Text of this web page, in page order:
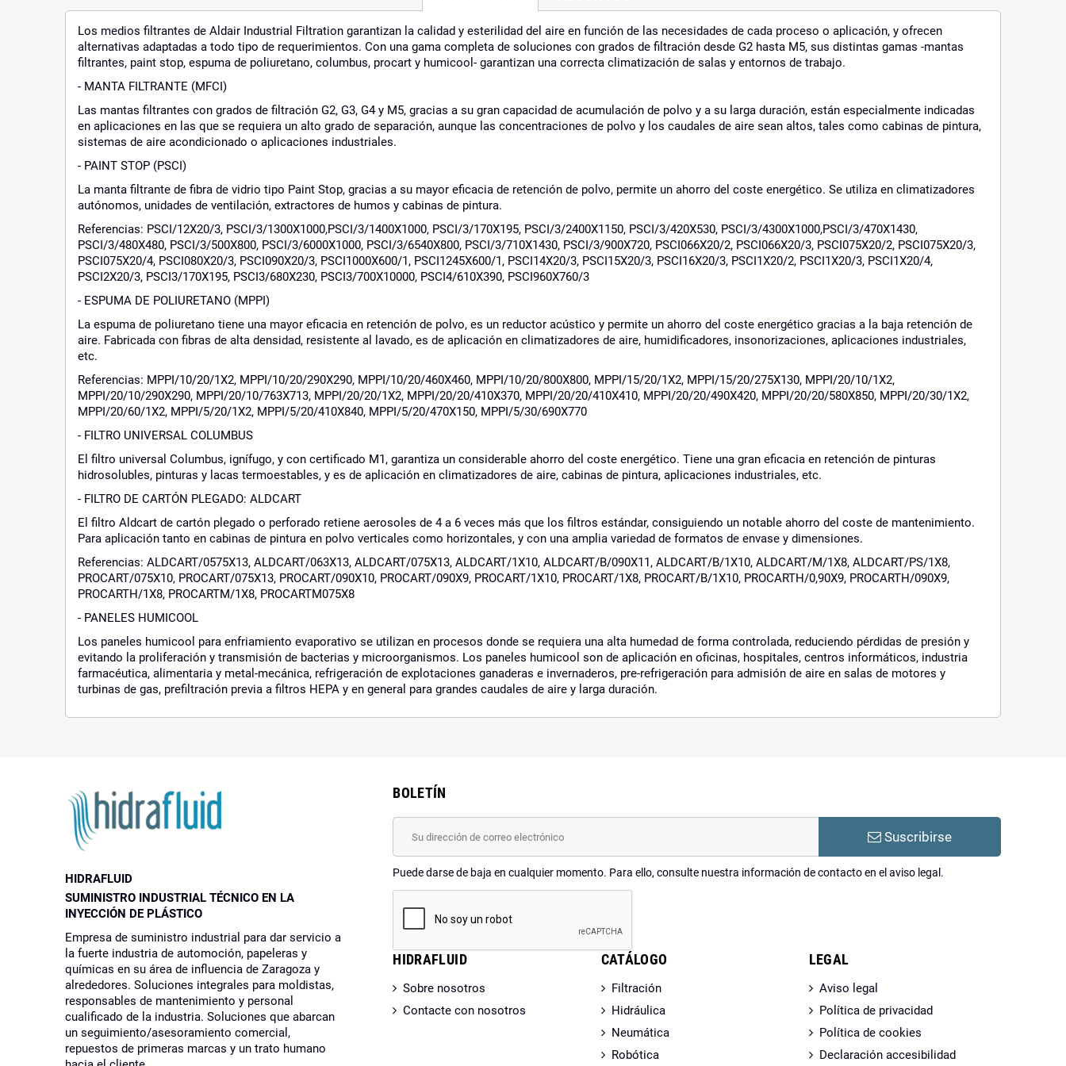
Los medios filtrantes de Aldair Industrial Filtration garantizan la calidad y esterilidad del aire en función de las necesidades de cada proceso o aplicación, y ofrecen
alternativas adaptadas a todo tipo de requerimientos. Con una gama completa de soluciones con grados de filtración desde G2 hasta M5, sus distintas gamas -mantas
filtrantes, paint stop, espuma de poliuretano, columbus, procart y humicool- garantizan una correcta climatización de salas y entornos de trabajo.
- MANTA FILTRANTE (MFCI)
Las mantas filtrantes con grados de filtración G2, G3, G4 y M5, gracias a su gran capacidad de acumulación de polvo y a su larga duración, están especialmente indicadas
en aplicaciones en las que se requiera un alto grado de separación, aunque las concentraciones de polvo y los caudales de aire sean altos, tales como cabinas de pintura,
sistemas de aire acondicionado o aplicaciones industriales.
- PAINT STOP (PSCI)
La manta filtrante de fibra de vidrio tipo Paint Stop, gracias a su mayor eficacia de retención de polvo, permite un ahorro del coste energético. Se utiliza en climatizadores
autónomos, unidades de ventilación, extractores de humos y cabinas de pintura.
Referencias: PSCI/12X20/3, PSCI/3/1300X1000,PSCI/3/1400X1000, PSCI/3/170X195, PSCI/3/2400X1150, PSCI/3/420X530, PSCI/3/4300X1000,PSCI/3/470X1430,
PSCI/3/480X480, PSCI/3/500X800, PSCI/3/6000X1000, PSCI/3/6540X800, PSCI/3/710X1430, PSCI/3/900X720, PSCI066X20/2, PSCI066X20/3, PSCI075X20/2, PSCI075X20/3,
PSCI075X20/4, PSCI080X20/3, PSCI090X20/3, PSCI1000X600/1, PSCI1245X600/1, PSCI14X20/3, PSCI15X20/3, PSCI16X20/3, PSCI1X20/2, PSCI1X20/3, PSCI1X20/4,
PSCI2X20/3, PSCI3/170X195, PSCI3/680X230, PSCI3/700X10000, PSCI4/610X390, PSCI960X760/3
- ESPUMA DE POLIURETANO (MPPI)
La espuma de poliuretano tiene una mayor eficacia en retención de polvo, es un reductor acústico y permite un ahorro del coste energético gracias a la baja retención de
aire. Fabricada con fibras de alta densidad, resistente al lavado, es de aplicación en climatizadores de aire, humidificadores, insonorizaciones, aplicaciones industriales,
etc.
Referencias: MPPI/10/20/1X2, MPPI/10/20/290X290, MPPI/10/20/460X460, MPPI/10/20/800X800, MPPI/15/20/1X2, MPPI/15/20/275X130, MPPI/20/10/1X2,
MPPI/20/10/290X290, MPPI/20/10/763X713, MPPI/20/20/1X2, MPPI/20/20/410X370, MPPI/20/20/410X410, MPPI/20/20/490X420, MPPI/20/20/580X850, MPPI/20/30/1X2,
MPPI/20/60/1X2, MPPI/5/20/1X2, MPPI/5/20/410X840, MPPI/5/20/470X150, MPPI/5/30/690X770
- FILTRO UNIVERSAL COLUMBUS
El filtro universal Columbus, ignífugo, y con certificado M1, garantiza un considerable ahorro del coste energético. Tiene una gran eficacia en retención de pinturas
hidrosolubles, pinturas y lacas termoestables, y es de aplicación en climatizadores de aire, cabinas de pintura, aplicaciones industriales, etc.
- FILTRO DE CARTÓN PLEGADO: ALDCART
El filtro Aldcart de cartón plegado o perforado retiene aerosoles de 4 a 6 veces más que los filtros estándar, consiguiendo un notable ahorro del coste de mantenimiento.
Para aplicación tanto en cabinas de pintura en polvo verticales como horizontales, y con una amplia variedad de formatos de envase y dimensiones.
Referencias: ALDCART/0575X13, ALDCART/063X13, ALDCART/075X13, ALDCART/1X10, ALDCART/B/090X11, ALDCART/B/1X10, ALDCART/M/1X8, ALDCART/PS/1X8,
PROCART/075X10, PROCART/075X13, PROCART/090X10, PROCART/090X9, PROCART/1X10, PROCART/1X8, PROCART/B/1X10, PROCARTH/0,90X9, PROCARTH/090X9,
PROCARTH/1X8, PROCARTM/1X8, PROCARTM075X8
- PANELES HUMICOOL
Los paneles humicool para enfriamiento evaporativo se utilizan en procesos donde se requiera una alta humedad de forma controlada, reduciendo pérdidas de presión y
evitando la proliferación y transmisión de bacterias y microorganismos. Los paneles humicool son de aplicación en oficinas, hospitales, centros informáticos, industria
farmacéutica, alimentaria y metal-mecánica, refrigeración de explotaciones ganaderas e invernaderos, pre-refrigeración para admisión de aire en salas de motores y
turbinas de gas, prefiltración previa a filtros HEPA y en general para grandes caudales de aire y larga duración.
HIDRAFLUID
SUMINISTRO INDUSTRIAL TÉCNICO EN LA
INYECCIÓN DE PLÁSTICO
Empresa de suministro industrial para dar servicio a
la fuerte industria de automoción, papeleras y
químicas en su área de influencia de Zaragoza y
alrededores. Soluciones integrales para moldistas,
responsables de mantenimiento y personal
cualificado de la industria. Soluciones que abarcan
un seguimiento/asesoramiento comercial,
repuestos de primeras marcas y un trato humano
BOLETÍN
Suscribirse
Puede darse de baja en cualquier momento. Para ello, consulte nuestra información de contacto en el aviso legal.
HIDRAFLUID
Sobre nosotros
Contacte con nosotros
CATÁLOGO
Filtración
Hidráulica
Neumática
Robótica
LEGAL
Aviso legal
Política de privacidad
Política de cookies
Declaración accesibilidad